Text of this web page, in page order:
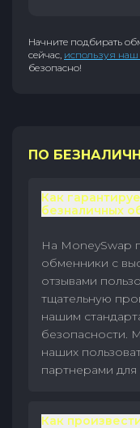
Начните подбирать
сейчас, используя
безопасно!
ПО
Как
безналичных
На MoneySwap
обменники с
отзывами
тщательную
нашим
безопасности.
наших
партнерами
Как